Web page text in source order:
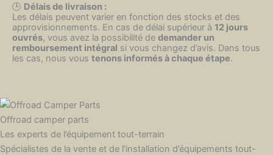
🕒 Délais de livraison :
Les délais peuvent varier en fonction des stocks et des
approvisionnements. En cas de délai supérieur à 12 jours
ouvrés, vous avez la possibilité de demander un
remboursement intégral si vous changez d’avis. Dans tous
les cas, nous vous tenons informés à chaque étape.
Offroad camper parts
Les experts de l’équipement tout-terrain
Spécialistes de la vente et de l’installation d’équipements tout-